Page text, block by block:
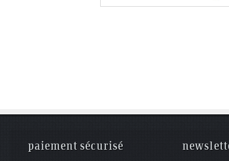
paiement sécurisé